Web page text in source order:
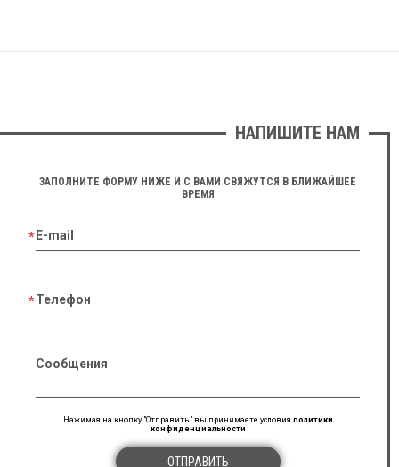
НАПИШИТЕ НАМ
ЗАПОЛНИТЕ ФОРМУ НИЖЕ И С ВАМИ СВЯЖУТСЯ В БЛИЖАЙШЕЕ
ВРЕМЯ
E-mail
Телефон
Сообщения
Нажимая на кнопку "Отправить" вы принимаете условия политики
конфиденциальности
ОТПРАВИТЬ